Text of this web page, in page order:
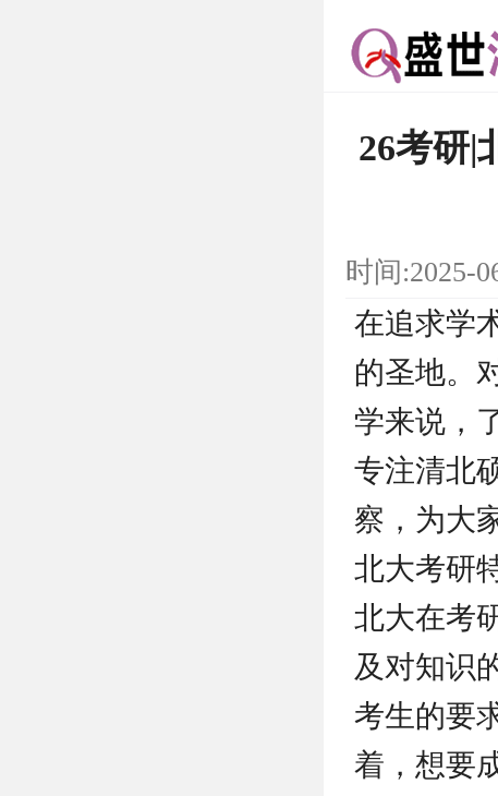
26考研|
时间:2025-
在追求学
的圣地。
学来说，
专注清北
察，为大
北大考研
北大在考
及对知识
考生的要
着，想要